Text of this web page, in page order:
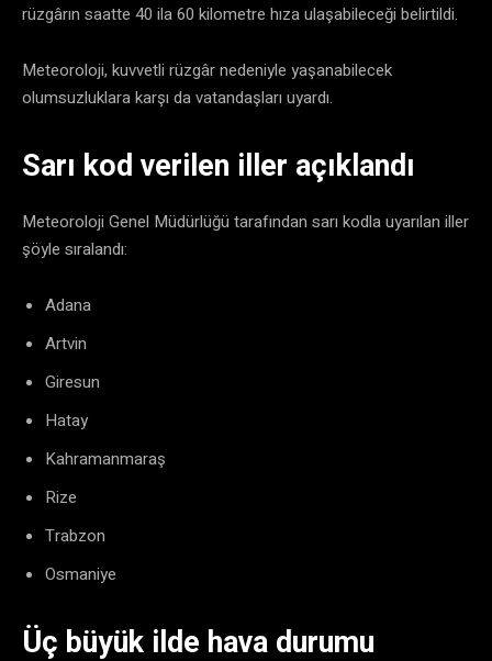
rüzgârın saatte 40 ila 60 kilometre hıza ulaşabileceği belirtildi.
Meteoroloji, kuvvetli rüzgâr nedeniyle yaşanabilecek
olumsuzluklara karşı da vatandaşları uyardı.
Sarı kod verilen iller açıklandı
Meteoroloji Genel Müdürlüğü tarafından sarı kodla uyarılan iller
şöyle sıralandı:
Adana
Artvin
Giresun
Hatay
Kahramanmaraş
Rize
Trabzon
Osmaniye
Üç büyük ilde hava durumu